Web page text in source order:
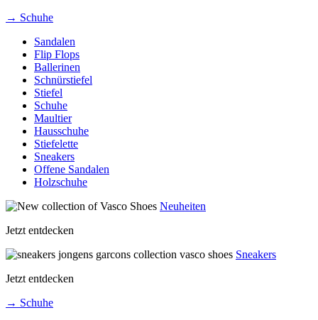
→ Schuhe
Sandalen
Flip Flops
Ballerinen
Schnürstiefel
Stiefel
Schuhe
Maultier
Hausschuhe
Stiefelette
Sneakers
Offene Sandalen
Holzschuhe
Neuheiten
Jetzt entdecken
Sneakers
Jetzt entdecken
→ Schuhe